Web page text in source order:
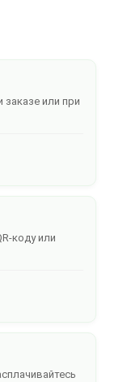
заказе или при
коду или